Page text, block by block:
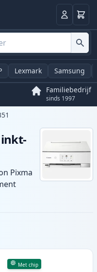
Log in
Lexmark Samsung
Familiebedrijf
sinds 1997
inkt-
Pixma
in .
Met chip